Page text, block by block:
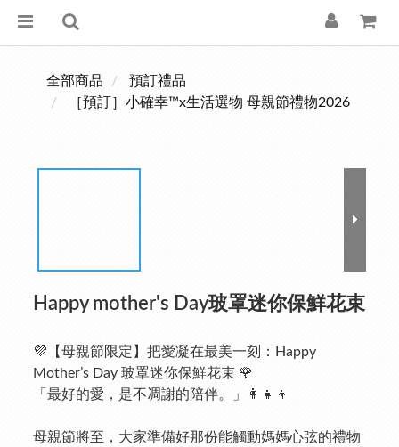
全部商品
預訂禮品
［預訂］小確幸™x生活選物 母親節禮物2026
Happy mother's Day玻罩迷你保鮮花束
💜【母親節限定】把愛凝在最美一刻：Happy
Mother’s Day 玻罩迷你保鮮花束 🌹
「最好的愛，是不凋謝的陪伴。」👩‍👧‍👦
母親節將至，大家準備好那份能觸動媽媽心弦的禮物